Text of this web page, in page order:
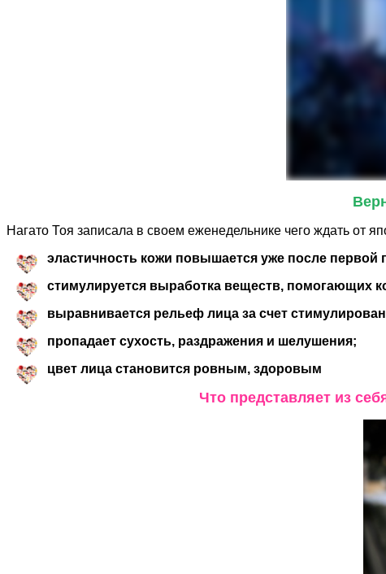
Нагато Тоя записала в своем еженедельнике чего ждать от
эластичность кожи повышается уже после первой
стимулируется выработка веществ, помогающих
выравнивается рельеф лица за счет
пропадает сухость, раздражения и шелушения;
цвет лица становится ровным, здоровым
Что представляет из